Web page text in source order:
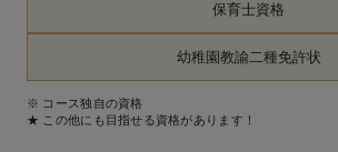
保育士資格
幼稚園教諭二種免許状
※ コース独自の資格
★ この他にも目指せる資格があります！